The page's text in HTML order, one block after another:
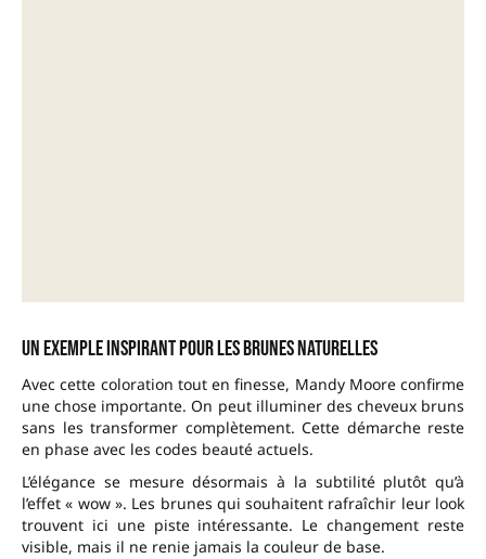
Un exemple inspirant pour les brunes naturelles
Avec cette coloration tout en finesse, Mandy Moore confirme
une chose importante. On peut illuminer des cheveux bruns
sans les transformer complètement. Cette démarche reste
en phase avec les codes beauté actuels.
L’élégance se mesure désormais à la subtilité plutôt qu’à
l’effet « wow ». Les brunes qui souhaitent rafraîchir leur look
trouvent ici une piste intéressante. Le changement reste
visible, mais il ne renie jamais la couleur de base.